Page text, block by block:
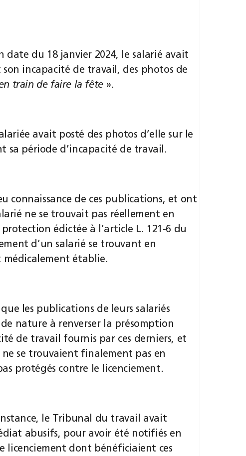
date du 18 janvier 2024, le salarié avait
incapacité de travail, des photos de
train de faire la fête».
avait posté des photos d’elle sur le
sa période d’incapacité de travail.
connaissance de ces publications, et ont
ne se trouvait pas réellement en
édictée à l’article L. 121-6 du
d’un salarié se trouvant en
établie.
les publications de leurs salariés
nature à renverser la présomption
de travail fournis par ces derniers, et
se trouvaient finalement pas en
protégés contre le licenciement.
le Tribunal du travail avait
abusifs, pour avoir été notifiés en
licenciement dont bénéficiaient ces